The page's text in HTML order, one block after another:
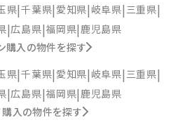
県 千葉県 愛知県 岐阜県 三重県
広島県 福岡県 鹿児島県
購入の物件を探す
県 千葉県 愛知県 岐阜県 三重県
広島県 福岡県 鹿児島県
入の物件を探す